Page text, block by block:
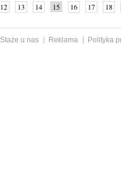
12 13 14 15 16 17
18
Staże u nas Reklama
Polityka